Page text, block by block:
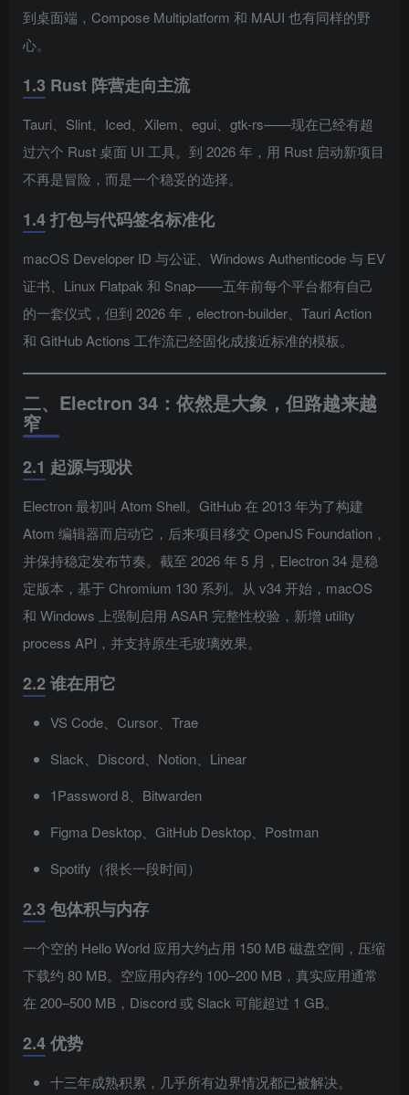
到桌面端，Compose Multiplatform 和 MAUI 也有同样的野
心。
1.3 Rust 阵营走向主流
Tauri、Slint、Iced、Xilem、egui、gtk-rs——现在已经有超
过六个 Rust 桌面 UI 工具。到 2026 年，用 Rust 启动新项目
不再是冒险，而是一个稳妥的选择。
1.4 打包与代码签名标准化
macOS Developer ID 与公证、Windows Authenticode 与 EV
证书、Linux Flatpak 和 Snap——五年前每个平台都有自己
的一套仪式，但到 2026 年，electron-builder、Tauri Action
和 GitHub Actions 工作流已经固化成接近标准的模板。
二、Electron 34：依然是大象，但路越来越
窄
2.1 起源与现状
Electron 最初叫 Atom Shell。GitHub 在 2013 年为了构建
Atom 编辑器而启动它，后来项目移交 OpenJS Foundation，
并保持稳定发布节奏。截至 2026 年 5 月，Electron 34 是稳
定版本，基于 Chromium 130 系列。从 v34 开始，macOS
和 Windows 上强制启用 ASAR 完整性校验，新增 utility
process API，并支持原生毛玻璃效果。
2.2 谁在用它
VS Code、Cursor、Trae
Slack、Discord、Notion、Linear
1Password 8、Bitwarden
Figma Desktop、GitHub Desktop、Postman
Spotify（很长一段时间）
2.3 包体积与内存
一个空的 Hello World 应用大约占用 150 MB 磁盘空间，压缩
下载约 80 MB。空应用内存约 100–200 MB，真实应用通常
在 200–500 MB，Discord 或 Slack 可能超过 1 GB。
2.4 优势
十三年成熟积累，几乎所有边界情况都已被解决。